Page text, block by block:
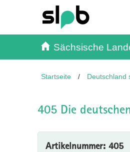
Inhalt
Kundenmenü
Suche
Servicemenü
Sächsische
Startseite / Deutschland
405 Die
Artikelnummer: 405